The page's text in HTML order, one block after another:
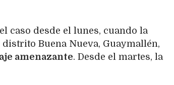
caso desde el lunes, cuando la
Buena Nueva, Guaymallén,
amenazante. Desde el martes, la